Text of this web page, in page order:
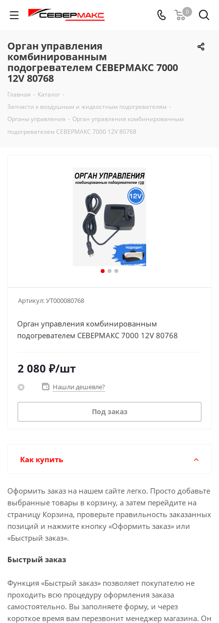
0
Орган управления
комбинированным
подогревателем СЕВЕРМАКС 7000
12V 80768
Главная - Каталог -
Запчасти к воздушным и жидкостным подогревателям -
Органы управления - Орган управления комбинированным
подогревателем СЕВЕРМАКС 7000 12V 80768
Артикул:УТ000080768
Орган управления комбинированным
подогревателем СЕВЕРМАКС 7000 12V 80768
2 080 ₽/шт
Нашли дешевле?
Под заказ
Как купить
Оформить заказ на нашем сайте легко. Просто добавьте
выбранные товары в корзину, а затем перейдите на
страницу Корзина, проверьте правильность заказанных
позиций и нажмите кнопку «Оформить заказ» или
«Быстрый заказ».
Быстрый заказ
Функция «Быстрый заказ» позволяет покупателю не
проходить всю процедуру оформления заказа
самостоятельно. Вы заполняете форму, и через
короткое время вам перезвонит менеджер магазина. Он